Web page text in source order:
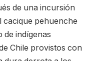
de una incursión
cacique pehuenche
de indígenas
Chile provistos con